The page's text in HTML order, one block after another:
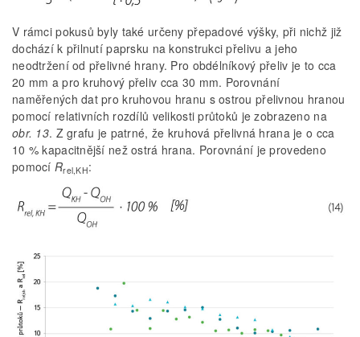
V rámci pokusů byly také určeny přepadové výšky, při nichž již
dochází k přilnutí paprsku na konstrukci přelivu a jeho
neodtržení od přelivné hrany. Pro obdélníkový přeliv je to cca
20 mm a pro kruhový přeliv cca 30 mm. Porovnání
naměřených dat pro kruhovou hranu s ostrou přelivnou hranou
pomocí relativních rozdílů velikosti průtoků je zobrazeno na
obr. 13. Z grafu je patrné, že kruhová přelivná hrana je o cca
10 % kapacitnější než ostrá hrana. Porovnání je provedeno
pomocí Rrel,KH: